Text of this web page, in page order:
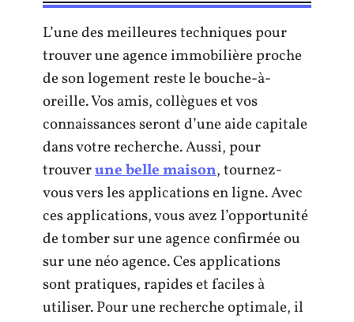
L’une des meilleures techniques pour
trouver une agence immobilière proche
de son logement reste le bouche-à-
oreille. Vos amis, collègues et vos
connaissances seront d’une aide capitale
dans votre recherche. Aussi, pour
trouverune belle maison, tournez-
vous vers les applications en ligne. Avec
ces applications, vous avez l’opportunité
de tomber sur une agence confirmée ou
sur une néo agence. Ces applications
sont pratiques, rapides et faciles à
utiliser. Pour une recherche optimale, il